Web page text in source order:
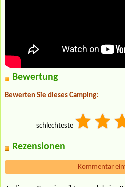
Bewertung
Bewerten Sie dieses Camping:
schlechteste
Rezensionen
Kommentar